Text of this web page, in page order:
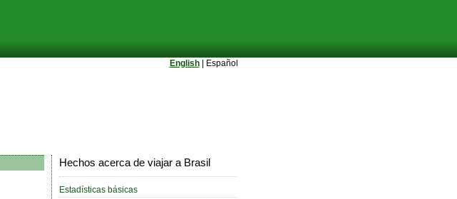
English| Español
Hechos acerca de viajar a Brasil
Estadísticas básicas